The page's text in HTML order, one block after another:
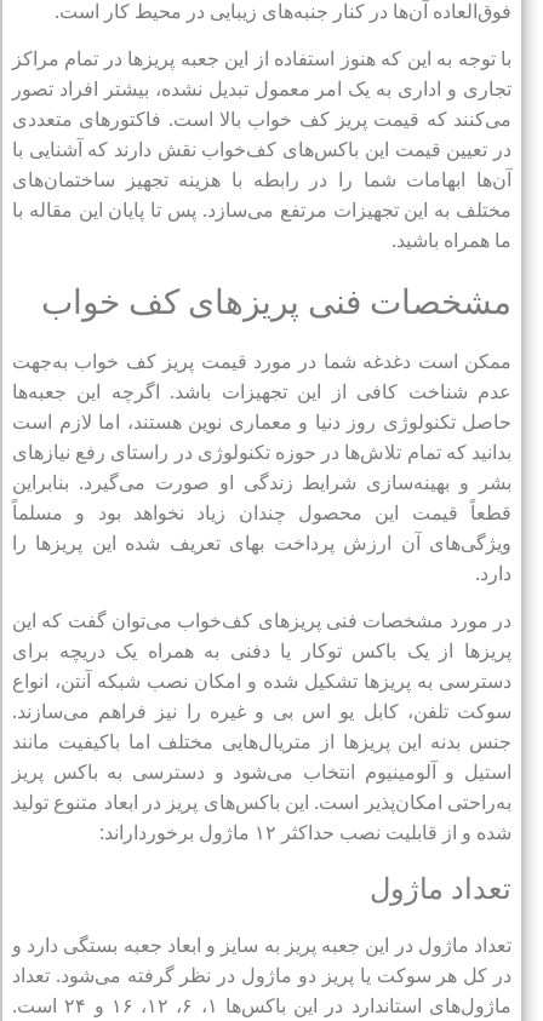
فوق‌العاده آن‌ها در کنار جنبه‌های زیبایی در محیط کار است.
با توجه به این که هنوز استفاده از این جعبه پریزها در تمام مراکز
تجاری و اداری به یک امر معمول تبدیل نشده، بیشتر افراد تصور
می‌کنند که قیمت پریز کف خواب بالا است. فاکتورهای متعددی
در تعیین قیمت این باکس‌های کف‌خواب نقش دارند که آشنایی با
آن‌ها ابهامات شما را در رابطه با هزینه تجهیز ساختمان‌های
مختلف به این تجهیزات مرتفع می‌سازد. پس تا پایان این مقاله با
ما همراه باشید.
مشخصات فنی پریزهای کف خواب
ممکن است دغدغه شما در مورد قیمت پریز کف خواب به‌جهت
عدم شناخت کافی از این تجهیزات باشد. اگرچه این جعبه‌ها
حاصل تکنولوژی روز دنیا و معماری نوین هستند، اما لازم است
بدانید که تمام تلاش‌ها در حوزه تکنولوژی در راستای رفع نیازهای
بشر و بهینه‌سازی شرایط زندگی او صورت می‌گیرد. بنابراین
قطعاً قیمت این محصول چندان زیاد نخواهد بود و مسلماً
ویژگی‌های آن ارزش پرداخت بهای تعریف شده این پریزها را
دارد.
در مورد مشخصات فنی پریزهای کف‌خواب می‌توان گفت که این
پریزها از یک باکس توکار یا دفنی به همراه یک دریچه برای
دسترسی به پریزها تشکیل شده و امکان نصب شبکه آنتن، انواع
سوکت تلفن، کابل یو اس بی و غیره را نیز فراهم می‌سازند.
جنس بدنه این پریزها از متریال‌هایی مختلف اما باکیفیت مانند
استیل و آلومینیوم انتخاب می‌شود و دسترسی به باکس پریز
به‌راحتی امکان‌پذیر است. این باکس‌های پریز در ابعاد متنوع تولید
شده و از قابلیت نصب حداکثر ۱۲ ماژول برخورداراند:
تعداد ماژول
تعداد ماژول در این جعبه پریز به سایز و ابعاد جعبه بستگی دارد و
در کل هر سوکت یا پریز دو ماژول در نظر گرفته می‌شود. تعداد
ماژول‌های استاندارد در این باکس‌ها ۱، ۶، ۱۲، ۱۶ و ۲۴ است.